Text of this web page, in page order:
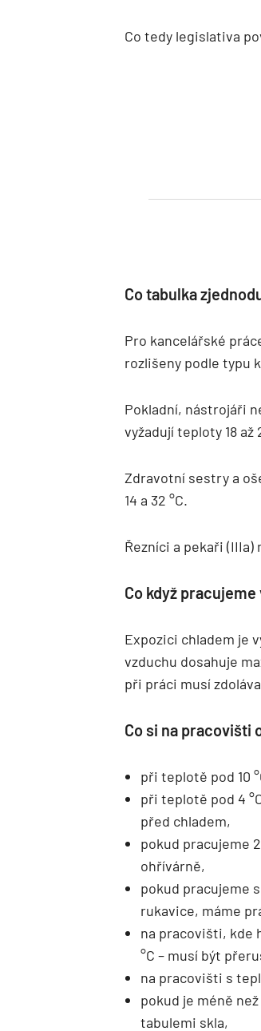
Co tedy legislativa
Co tabulka
Pro kancelářské
rozlišeny podle typu
Pokladní, nástrojáři
vyžadují teploty 18 až
Zdravotní sestry a
14 a 32 °C.
Řezníci a pekaři (IIIa)
Co když pracujeme
Expozici chladem je
vzduchu dosahuje
při práci musí
Co si na pracovišti
při teplotě pod 10
při teplotě pod 4
před chladem,
pokud pracujeme
ohřívárně,
pokud pracujeme
rukavice, máme
na pracovišti, kde
°C – musí být
na pracovišti s
pokud je méně
tabulemi skla,